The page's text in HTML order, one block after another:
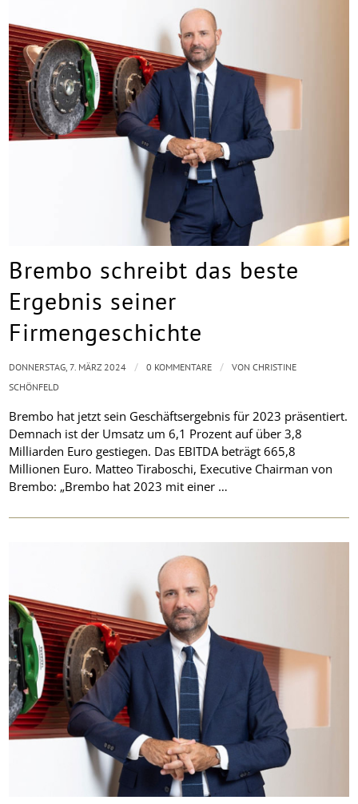
Brembo schreibt das beste
Ergebnis seiner
Firmengeschichte
Brembo hat jetzt sein Geschäftsergebnis für 2023 präsentiert.
Demnach ist der Umsatz um 6,1 Prozent auf über 3,8
Milliarden Euro gestiegen. Das EBITDA beträgt 665,8
Millionen Euro. Matteo Tiraboschi, Executive Chairman von
Brembo: „Brembo hat 2023 mit einer …
DONNERSTAG, 7. MÄRZ 2024 / 0 KOMMENTARE / VONCHRISTINE
SCHÖNFELD